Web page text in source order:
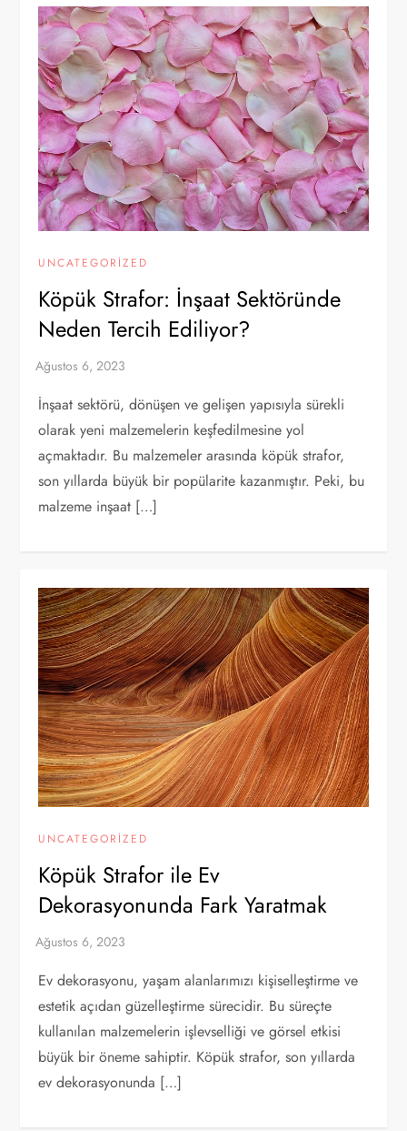
UNCATEGORIZED
Köpük Strafor: İnşaat Sektöründe
Neden Tercih Ediliyor?
İnşaat sektörü, dönüşen ve gelişen yapısıyla sürekli
olarak yeni malzemelerin keşfedilmesine yol
açmaktadır. Bu malzemeler arasında köpük strafor,
son yıllarda büyük bir popülarite kazanmıştır. Peki, bu
malzeme inşaat […]
UNCATEGORIZED
Köpük Strafor ile Ev
Dekorasyonunda Fark Yaratmak
Ev dekorasyonu, yaşam alanlarımızı kişiselleştirme ve
estetik açıdan güzelleştirme sürecidir. Bu süreçte
kullanılan malzemelerin işlevselliği ve görsel etkisi
büyük bir öneme sahiptir. Köpük strafor, son yıllarda
ev dekorasyonunda […]